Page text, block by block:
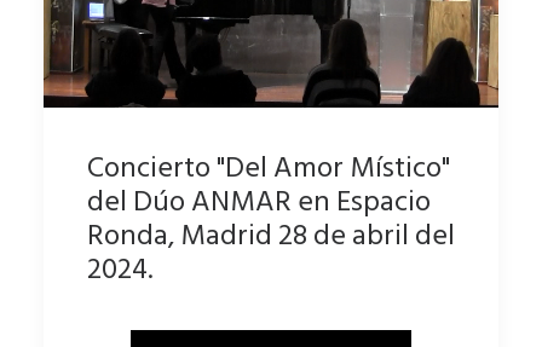
Concierto "Del Amor Místico"
del Dúo ANMAR en Espacio
Ronda, Madrid 28 de abril del
2024.